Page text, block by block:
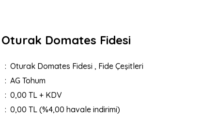
Oturak Domates Fidesi
Oturak Domates Fidesi , Fide Çeşitleri
AG Tohum
0,00 TL + KDV
0,00 TL (%4,00 havale indirimi)